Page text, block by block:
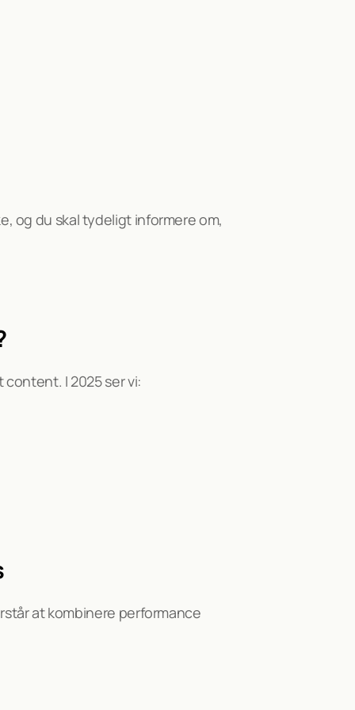
og du skal tydeligt informere om,
I 2025 ser vi:
at kombinere performance